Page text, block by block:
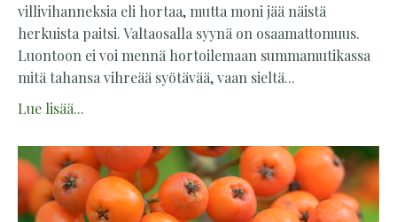
villivihanneksia eli hortaa, mutta moni jää näistä
herkuista paitsi. Valtaosalla syynä on osaamattomuus.
Luontoon ei voi mennä hortoilemaan summamutikassa
mitä tahansa vihreää syötävää, vaan sieltä...
Lue lisää...